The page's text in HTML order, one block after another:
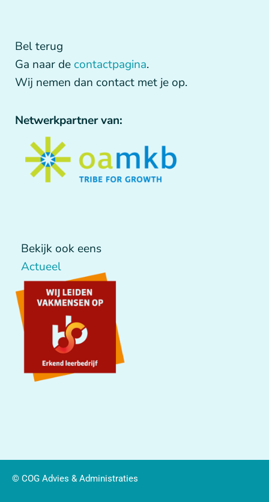
Bel terug
Ga naar de contactpagina.
Wij nemen dan contact met je op.
Netwerkpartner van:
Bekijk ook eens
Actueel
© COG Advies & Administraties